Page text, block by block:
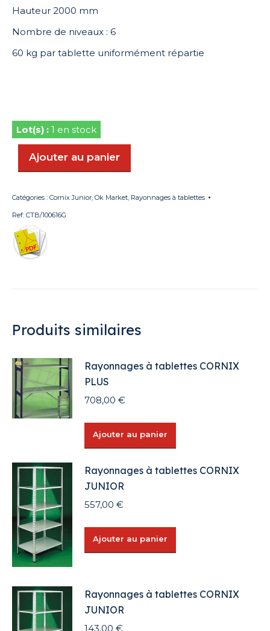
Hauteur 2000 mm
Nombre de niveaux : 6
60 kg par tablette uniformément répartie
1 en stock
Ajouter au panier
Catégories : Cornix Junior, Ok Market, Rayonnages à tablettes
Ref: CTB/100616G
Produits similaires
Rayonnages à tablettes CORNIX
PLUS
708,00 €
Ajouter au panier
Rayonnages à tablettes CORNIX
JUNIOR
557,00 €
Ajouter au panier
Rayonnages à tablettes CORNIX
JUNIOR
143,00 €